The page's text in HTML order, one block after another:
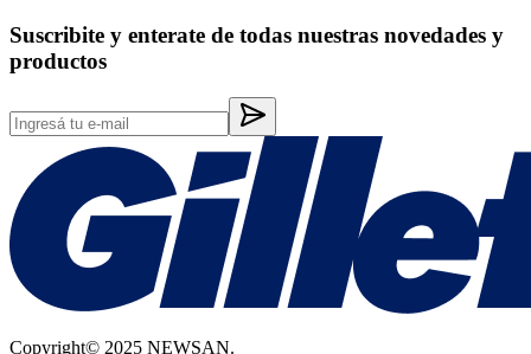
Suscribite y enterate de todas nuestras novedades y
productos
Copyright© 2025 NEWSAN.